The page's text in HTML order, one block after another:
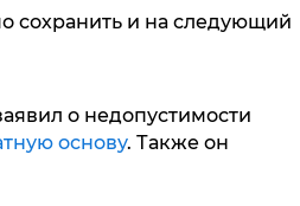
сохранить и на следующий
о недопустимости
основу. Также он